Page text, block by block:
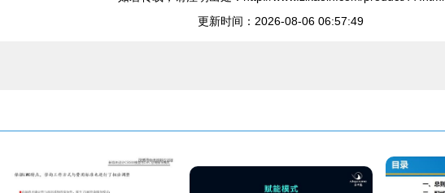
更新时间：2026-08-06 06:57:49